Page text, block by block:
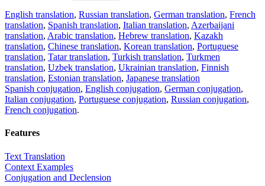
English translation, Russian translation, German translation, French
translation, Spanish translation, Italian translation, Azerbaijani
translation, Arabic translation, Hebrew translation, Kazakh
translation, Chinese translation, Korean translation, Portuguese
translation, Tatar translation, Turkish translation, Turkmen
translation, Uzbek translation, Ukrainian translation, Finnish
translation, Estonian translation, Japanese translation
Spanish conjugation, English conjugation, German conjugation,
Italian conjugation, Portuguese conjugation, Russian conjugation,
French conjugation.
Features
Text Translation
Context Examples
Conjugation and Declension